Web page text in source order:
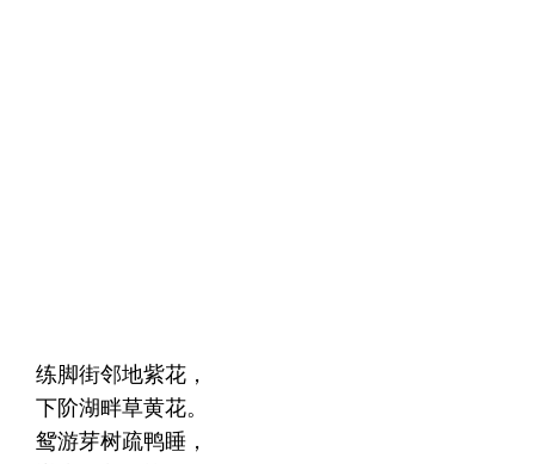
练脚街邻地紫花，
下阶湖畔草黄花。
鸳游芽树疏鸭睡，